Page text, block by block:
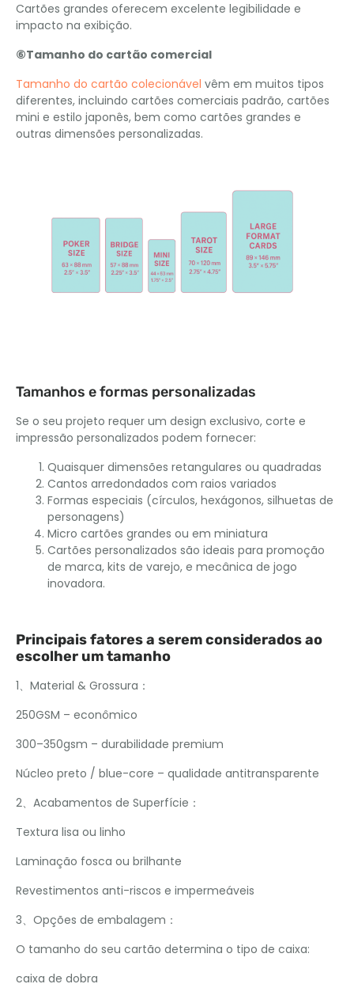
Cartões grandes oferecem excelente legibilidade e
impacto na exibição.
⑥Tamanho do cartão comercial
Tamanho do cartão colecionável vêm em muitos tipos
diferentes, incluindo cartões comerciais padrão, cartões
mini e estilo japonês, bem como cartões grandes e
outras dimensões personalizadas.
Tamanhos e formas personalizadas
Se o seu projeto requer um design exclusivo, corte e
impressão personalizados podem fornecer:
Quaisquer dimensões retangulares ou quadradas
Cantos arredondados com raios variados
Formas especiais (círculos, hexágonos, silhuetas de
personagens)
Micro cartões grandes ou em miniatura
Cartões personalizados são ideais para promoção
de marca, kits de varejo, e mecânica de jogo
inovadora.
Principais fatores a serem considerados ao
escolher um tamanho
1、Material & Grossura：
250GSM – econômico
300–350gsm – durabilidade premium
Núcleo preto / blue-core – qualidade antitransparente
2、Acabamentos de Superfície：
Textura lisa ou linho
Laminação fosca ou brilhante
Revestimentos anti-riscos e impermeáveis
3、Opções de embalagem：
O tamanho do seu cartão determina o tipo de caixa:
caixa de dobra